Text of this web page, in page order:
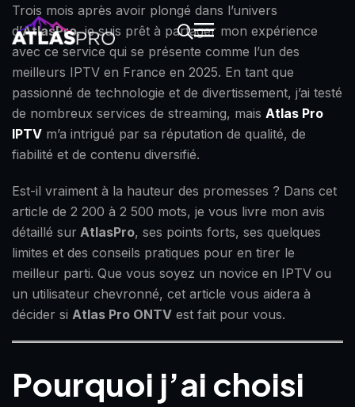
Trois mois après avoir plongé dans l’univers
d’AtlasPro, je suis prêt à partager mon expérience
avec ce service qui se présente comme l’un des
meilleurs IPTV en France en 2025. En tant que
passionné de technologie et de divertissement, j’ai testé
de nombreux services de streaming, mais Atlas Pro
IPTV m’a intrigué par sa réputation de qualité, de
fiabilité et de contenu diversifié.
Est-il vraiment à la hauteur des promesses ? Dans cet
article de 2 200 à 2 500 mots, je vous livre mon avis
détaillé sur AtlasPro, ses points forts, ses quelques
limites et des conseils pratiques pour en tirer le
meilleur parti. Que vous soyez un novice en IPTV ou
un utilisateur chevronné, cet article vous aidera à
décider si Atlas Pro ONTV est fait pour vous.
Pourquoi j’ai choisi